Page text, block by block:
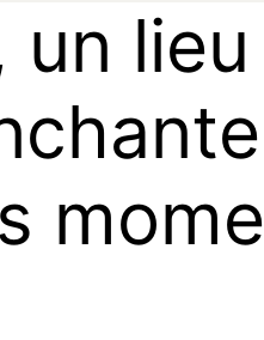
un lieu
chante
s mome